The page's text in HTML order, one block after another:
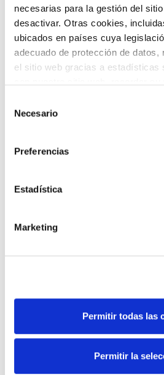
necesarias para la gestión del
desactivar. Otras cookies,
ubicados en países cuya
adecuado de protección de datos,
el sitio web gracias a estadísticas
el uso que haga del sitio web con
información que les haya
recopilado a partir del uso que
preferencias.
Necesario
Preferencias
Estadística
Marketing
Permitir todas las
Permitir la
ARTE Y
MÚSICA
Agosto2026